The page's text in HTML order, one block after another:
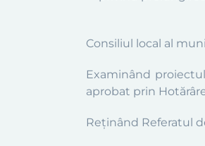
Consiliul local al
Examinând
aprobat prin
Reținând Referatul